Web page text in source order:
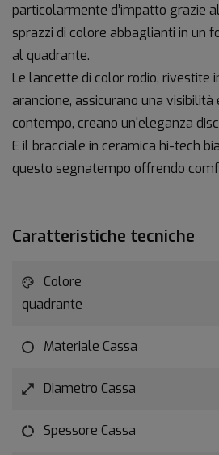
particolarmente d’impatto grazie
sprazzi di colore abbaglianti in un
al quadrante.
Le lancette di color rodio, rivestite
arancione, assicurano una
contempo, creano un'eleganza
E il bracciale in ceramica hi-tech
questo segnatempo offrendo
Caratteristiche tecniche
Colore
quadrante
Materiale Cassa
Diametro Cassa
Spessore Cassa